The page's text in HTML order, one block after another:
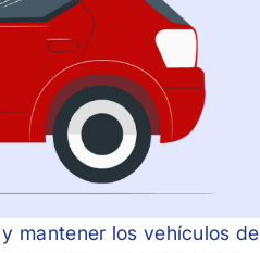
mantener los vehículos de